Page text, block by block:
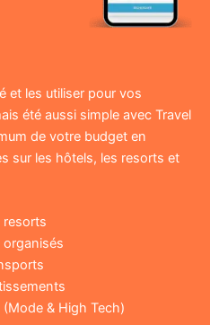
et les utiliser pour vos
été aussi simple avec Travel
de votre budget en
sur les hôtels, les resorts et
resorts
& High Tech)